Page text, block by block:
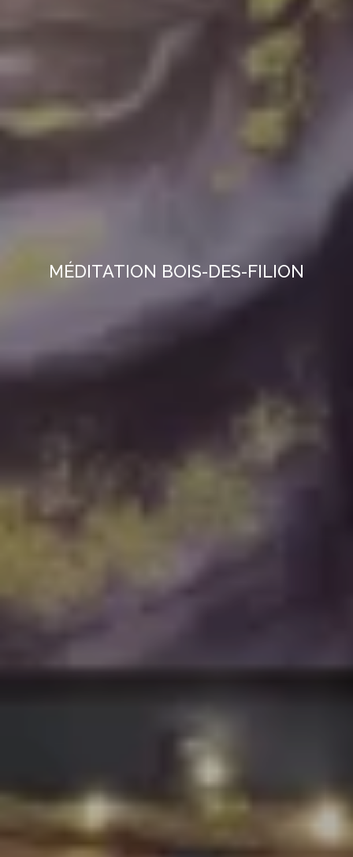
MÉDITATION BOIS-DES-FILION